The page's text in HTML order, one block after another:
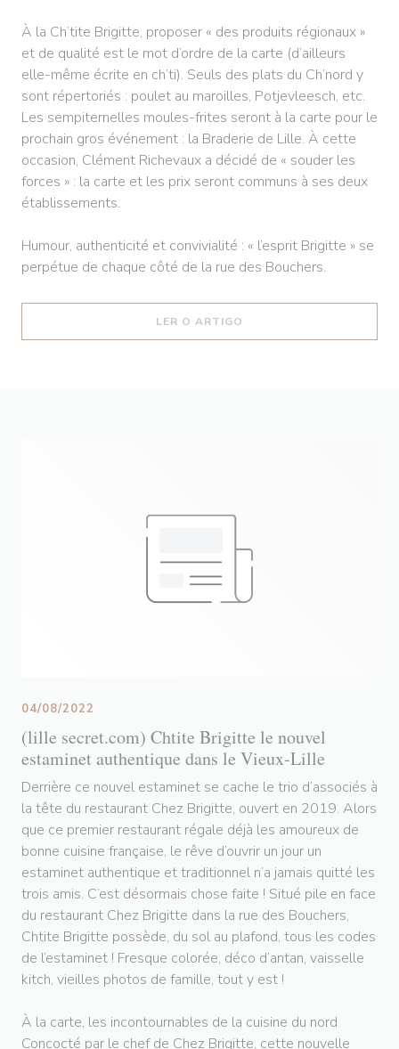
À la Ch’tite Brigitte, proposer « des produits régionaux »
et de qualité est le mot d’ordre de la carte (d’ailleurs
elle-même écrite en ch’ti). Seuls des plats du Ch’nord y
sont répertoriés : poulet au maroilles, Potjevleesch, etc.
Les sempiternelles moules-frites seront à la carte pour le
prochain gros événement : la Braderie de Lille. À cette
occasion, Clément Richevaux a décidé de « souder les
forces » : la carte et les prix seront communs à ses deux
établissements.
Humour, authenticité et convivialité : « l’esprit Brigitte » se
perpétue de chaque côté de la rue des Bouchers.
LER O ARTIGO
(lille secret.com) Chtite Brigitte le nouvel
estaminet authentique dans le Vieux-Lille
04/08/2022
Derrière ce nouvel estaminet se cache le trio d’associés à
la tête du restaurant Chez Brigitte, ouvert en 2019. Alors
que ce premier restaurant régale déjà les amoureux de
bonne cuisine française, le rêve d’ouvrir un jour un
estaminet authentique et traditionnel n’a jamais quitté les
trois amis. C’est désormais chose faite ! Situé pile en face
du restaurant Chez Brigitte dans la rue des Bouchers,
Chtite Brigitte possède, du sol au plafond, tous les codes
de l’estaminet ! Fresque colorée, déco d’antan, vaisselle
kitch, vieilles photos de famille, tout y est !
À la carte, les incontournables de la cuisine du nord
Concocté par le chef de Chez Brigitte, cette nouvelle